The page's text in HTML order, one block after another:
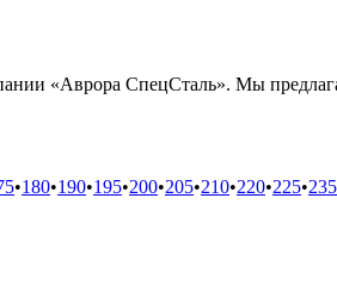
«Аврора СпецСталь». Мы
•180•190•195•200•205•210•220•225•235